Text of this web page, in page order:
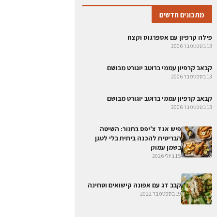
מתכונים חדשים
פילה קרפיון עם אספרגוס וקצח
13 בספטמבר 2006
קבאב קרפיון עממי ברוטב יוגורט מבושם
13 בספטמבר 2006
קבאב קרפיון עממי ברוטב יוגורט מבושם
13 בספטמבר 2006
פיש אנד צ'יפס בתנור: השיטה
הבריטית להכנה ביתית בלי לטגן
בשמן עמוק
15 ביולי 2026
קבב דג עם אפונה קישואים וטחינה
19 בספטמבר 2022